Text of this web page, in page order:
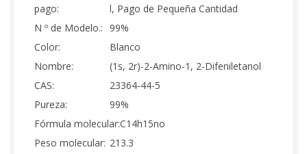
pago:
l, Pago de Pequeña Cantidad
N º de Modelo.: 99%
Color:
Blanco
Nombre:
(1s, 2r)-2-Amino-1, 2-Difeniletanol
CAS:
23364-44-5
Pureza:
99%
Fórmula molecular:C14h15no
Peso molecular: 213.3